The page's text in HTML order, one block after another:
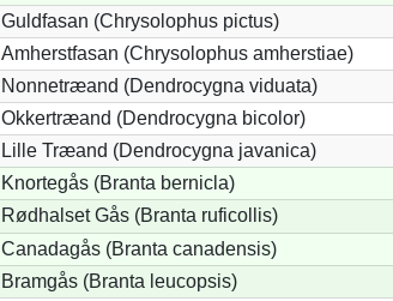
Guldfasan (Chrysolophus pictus)
Amherstfasan (Chrysolophus amherstiae)
Nonnetræand (Dendrocygna viduata)
Okkertræand (Dendrocygna bicolor)
Lille Træand (Dendrocygna javanica)
Knortegås (Branta bernicla)
Rødhalset Gås (Branta ruficollis)
Canadagås (Branta canadensis)
Bramgås (Branta leucopsis)